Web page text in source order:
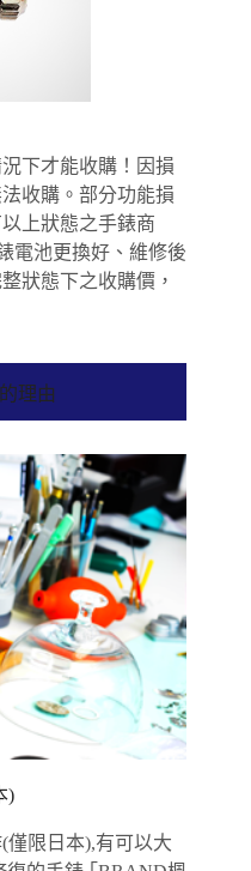
下才能收購！因損
收購。部分功能損
上狀態之手錶商
電池更換好、維修後
狀態下之收購價，
理由
)
僅限日本),有可以大